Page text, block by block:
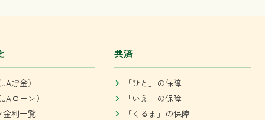
貯金）
ローン）
金利一覧
共済
「ひと」の保障
「いえ」の保障
「くるま」の保障